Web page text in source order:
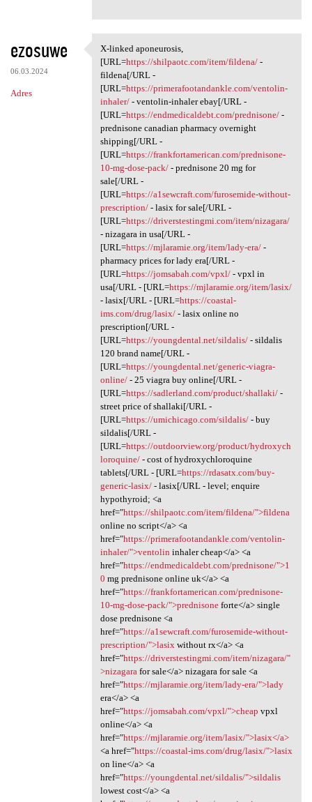
ezosuwe
06.03.2024
Adres
X-linked aponeurosis, [URL
X-linked aponeurosis,
[URL=https://shilpaotc.com/item/fildena/-
fildena[/URL -
[URL=https://primerafootandankle.com/ventolin-
inhaler/- ventolin-inhaler ebay[/URL -
[URL=https://endmedicaldebt.com/prednisone/-
prednisone canadian pharmacy overnight
shipping[/URL -
[URL=https://frankfortamerican.com/prednisone-
10-mg-dose-pack/- prednisone 20 mg for
sale[/URL -
[URL=https://a1sewcraft.com/furosemide-without-
prescription/- lasix for sale[/URL -
[URL=https://driverstestingmi.com/item/nizagara/
- nizagara in usa[/URL -
[URL=https://mjlaramie.org/item/lady-era/-
pharmacy prices for lady era[/URL -
[URL=https://jomsabah.com/vpxl/- vpxl in
usa[/URL - [URL=https://mjlaramie.org/item/lasix/
- lasix[/URL - [URL=https://coastal-
ims.com/drug/lasix/- lasix online no
prescription[/URL -
[URL=https://youngdental.net/sildalis/- sildalis
120 brand name[/URL -
[URL=https://youngdental.net/generic-viagra-
online/- 25 viagra buy online[/URL -
[URL=https://sadlerland.com/product/shallaki/-
street price of shallaki[/URL -
[URL=https://umichicago.com/sildalis/- buy
sildalis[/URL -
[URL=https://outdoorview.org/product/hydroxych
loroquine/- cost of hydroxychloroquine
tablets[/URL - [URL=https://rdasatx.com/buy-
generic-lasix/- lasix[/URL - level; enquire
hypothyroid; <a
href="https://shilpaotc.com/item/fildena/">fildena
online no script</a> <a
href="https://primerafootandankle.com/ventolin-
inhaler/">ventolin inhaler cheap</a> <a
href="https://endmedicaldebt.com/prednisone/">1
0 mg prednisone online uk</a> <a
href="https://frankfortamerican.com/prednisone-
10-mg-dose-pack/">prednisoneforte</a> single
dose prednisone <a
href="https://a1sewcraft.com/furosemide-without-
prescription/">lasixwithout rx</a> <a
href="https://driverstestingmi.com/item/nizagara/"
>nizagarafor sale</a> nizagara for sale <a
href="https://mjlaramie.org/item/lady-era/">lady
era</a> <a
href="https://jomsabah.com/vpxl/">cheap vpxl
online</a> <a
href="https://mjlaramie.org/item/lasix/">lasix</a>
<a href="https://coastal-ims.com/drug/lasix/">lasix
on line</a> <a
href="https://youngdental.net/sildalis/">sildalis
lowest cost</a> <a